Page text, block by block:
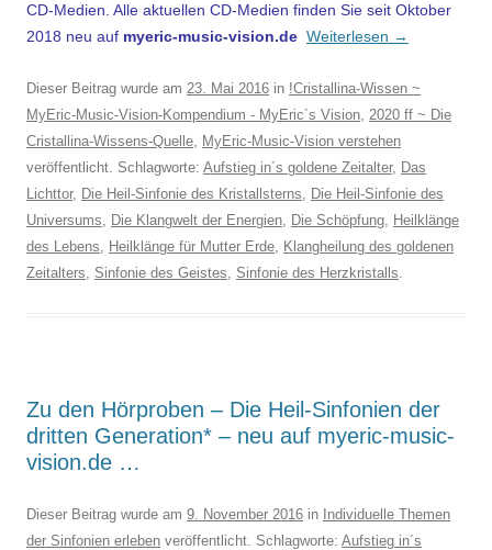
CD-Medien. Alle aktuellen CD-Medien finden Sie seit Oktober
2018 neu auf myeric-music-vision.de Weiterlesen →
Dieser Beitrag wurde am 23. Mai 2016 in !Cristallina-Wissen ~
MyEric-Music-Vision-Kompendium - MyEric´s Vision, 2020 ff ~ Die
Cristallina-Wissens-Quelle, MyEric-Music-Vision verstehen
veröffentlicht. Schlagworte: Aufstieg in´s goldene Zeitalter, Das
Lichttor, Die Heil-Sinfonie des Kristallsterns, Die Heil-Sinfonie des
Universums, Die Klangwelt der Energien, Die Schöpfung, Heilklänge
des Lebens, Heilklänge für Mutter Erde, Klangheilung des goldenen
Zeitalters, Sinfonie des Geistes, Sinfonie des Herzkristalls.
Zu den Hörproben – Die Heil-Sinfonien der
dritten Generation* – neu auf myeric-music-
vision.de …
Dieser Beitrag wurde am 9. November 2016 in Individuelle Themen
der Sinfonien erleben veröffentlicht. Schlagworte: Aufstieg in´s